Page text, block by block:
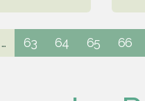
... 63 64 65 66